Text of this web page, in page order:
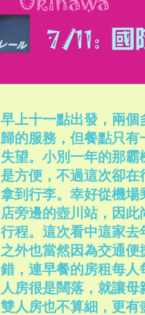
早上十一點出發，兩
歸的服務，但餐點只
失望。小別一年的那
是方便，不過這次卻
拿到行李。幸好從機
店旁邊的壺川站，因
行程。這次看中這家
之外也當然因為交通
錯，連早餐的房租每人
人房很是闊落，就讓
雙人房也不算細，更